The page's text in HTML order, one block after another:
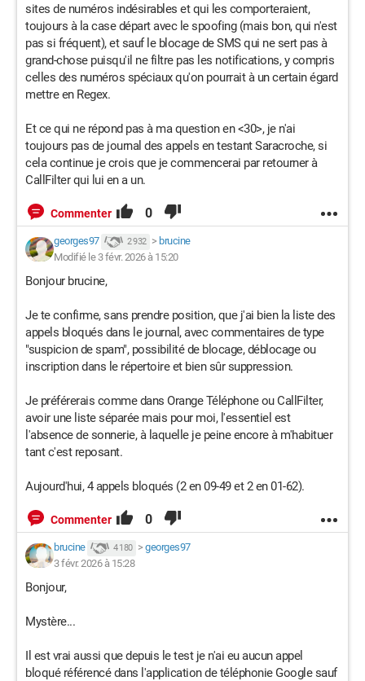
sites de numéros indésirables et qui les comporteraient,
toujours à la case départ avec le spoofing (mais bon, qui n'est
pas si fréquent), et sauf le blocage de SMS qui ne sert pas à
grand-chose puisqu'il ne filtre pas les notifications, y compris
celles des numéros spéciaux qu'on pourrait à un certain égard
mettre en Regex.
Et ce qui ne répond pas à ma question en <30>, je n'ai
toujours pas de journal des appels en testant Saracroche, si
cela continue je crois que je commencerai par retourner à
CallFilter qui lui en a un.
Commenter 0
georges97 2 932 > brucine
Modifié le 3 févr. 2026 à 15:20
Bonjour brucine,
Je te confirme, sans prendre position, que j'ai bien la liste des
appels bloqués dans le journal, avec commentaires de type
"suspicion de spam", possibilité de blocage, déblocage ou
inscription dans le répertoire et bien sûr suppression.
Je préférerais comme dans Orange Téléphone ou CallFilter,
avoir une liste séparée mais pour moi, l'essentiel est
l'absence de sonnerie, à laquelle je peine encore à m'habituer
tant c'est reposant.
Aujourd'hui, 4 appels bloqués (2 en 09-49 et 2 en 01-62).
Commenter 0
brucine 4 180 > georges97
3 févr. 2026 à 15:28
Bonjour,
Mystère...
Il est vrai aussi que depuis le test je n'ai eu aucun appel
bloqué référencé dans l'application de téléphonie Google sauf